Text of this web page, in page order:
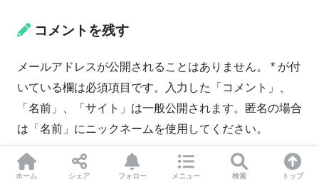
コメントを残す
メールアドレスが公開されることはありません。 * が付
いている欄は必須項目です。入力した「コメント」、
「名前」、「サイト」は一般公開されます。匿名の場合
は「名前」にニックネームを使用してください。
コメント ※
ホーム シェア フォロー メニュー 検索 トップ